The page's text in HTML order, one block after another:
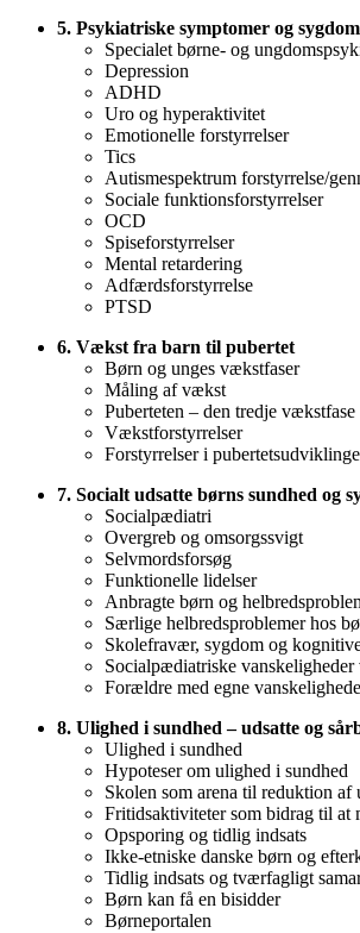
5. Psykiatriske symptomer og
Specialet børne- og
Depression
ADHD
Uro og hyperaktivitet
Emotionelle forstyrrelser
Tics
Autismespektrum forstyrrelse/
Sociale funktionsforstyrrelser
OCD
Spiseforstyrrelser
Mental retardering
Adfærdsforstyrrelse
PTSD
6. Vækst fra barn til pubertet
Børn og unges vækstfaser
Måling af vækst
Puberteten – den tredje vækstfase
Vækstforstyrrelser
Forstyrrelser i
7. Socialt udsatte børns sundhed og
Socialpædiatri
Overgreb og omsorgssvigt
Selvmordsforsøg
Funktionelle lidelser
Anbragte børn og
Særlige helbredsproblemer hos
Skolefravær, sygdom og
Socialpædiatriske
Forældre med egne
8. Ulighed i sundhed – udsatte og
Ulighed i sundhed
Hypoteser om ulighed i sundhed
Skolen som arena til reduktion af
Fritidsaktiviteter som bidrag til at
Opsporing og tidlig indsats
Ikke-etniske danske børn og
Tidlig indsats og tværfagligt
Børn kan få en bisidder
Børneportalen